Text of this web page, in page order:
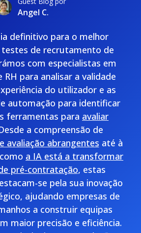
Angel C.
definitivo para o melhor
de recrutamento de
com especialistas em
RH para analisar a validade
do utilizador e as
automação para identificar
ferramentas para avaliar
a compreensão de
avaliação abrangentes até à
a IA está a transformar
pré-contratação, estas
se pela sua inovação
ajudando empresas de
a construir equipas
maior precisão e eficiência.